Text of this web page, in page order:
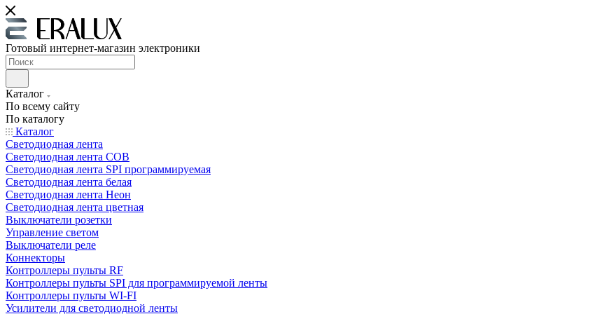
Готовый интернет-магазин электроники
Каталог
По всему сайту
По каталогу
Каталог
Светодиодная лента
Светодиодная лента COB
Светодиодная лента SPI программируемая
Светодиодная лента белая
Светодиодная лента Неон
Светодиодная лента цветная
Выключатели розетки
Управление светом
Выключатели реле
Коннекторы
Контроллеры пульты RF
Контроллеры пульты SPI для программируемой ленты
Контроллеры пульты WI-FI
Усилители для светодиодной ленты